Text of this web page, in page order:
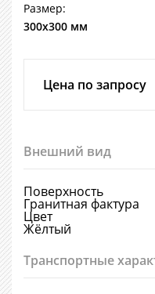
Размер:
300х300 мм
Цена по запросу
Внешний вид
Поверхность
Гранитная фактура
Цвет
Жёлтый
Транспортные